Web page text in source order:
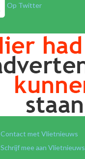
Op Twitter
Contact met Vlietnieuws
Schrijf mee aan Vlietnieuws